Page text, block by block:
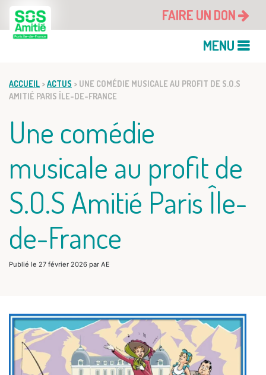
FAIRE UN DON
MENU
ACCUEIL >ACTUS > UNE COMÉDIE MUSICALE AU PROFIT DE S.O.S
AMITIÉ PARIS ÎLE-DE-FRANCE
Une comédie
musicale au profit de
S.O.S Amitié Paris Île-
de-France
Publié le 27 février 2026 par AE